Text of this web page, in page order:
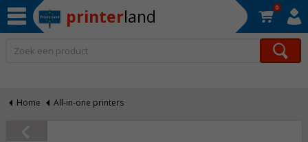
printerland 0
Home All-in-one printers